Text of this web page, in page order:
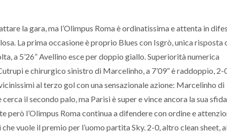
la gara, ma l’Olimpus Roma è ordinatissima e attenta in
La prima occasione è proprio Blues con Isgrò, unica risposta
a 5’26” Avellino esce per doppio giallo. Superiorità numerica
e chirurgico sinistro di Marcelinho, a 7’09” è raddoppio, 2-
al terzo gol con una sensazionale azione: Marcelinho di
il secondo palo, ma Parisi è super e vince ancora la sua sfida
però l’Olimpus Roma continua a difendere con ordine e
vuole il premio per l’uomo partita Sky. 2-0, altro clean sheet,